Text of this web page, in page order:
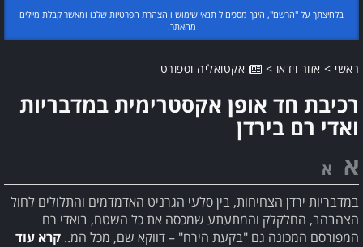
בלחיצתך על "הרשם", הינך מסכים ל תנאי שימוש ו הצהרת הפרטיות שלנו ומאשר קבלת מיילים
מהאתר.
ראשי > אזור וידאו > אקטואליה וספורט
רכיבת חד אופן אקסטרימית במדבריות
ואדי רם בירדן
א א
במדבריות ירדן הצחיחות, בין סלעי הגרניט האדמדמים והתלולים לחול
הצהבהב, החלקלק והמתעתע שמכסה את כל השטח, בואדי רם
המפורסם המכונה גם "בקעת הירח" – דווקא שם, מכל המ.. קרא עוד